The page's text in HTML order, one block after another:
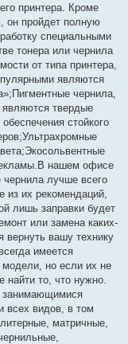
принтера. Кроме
он пройдет полную
специальными
тонера или чернила
от типа принтера,
являются
чернила,
являются твердые
стойкого
нашем офисе
чернила лучше всего
из их рекомендаций,
лишь заправки будет
или замена каких-
вернуть вашу технику
имеется
но если их не
найти то, что нужно.
занимающимися
всех видов, в том
матричные,